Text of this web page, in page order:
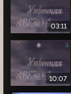
03:11
10:07